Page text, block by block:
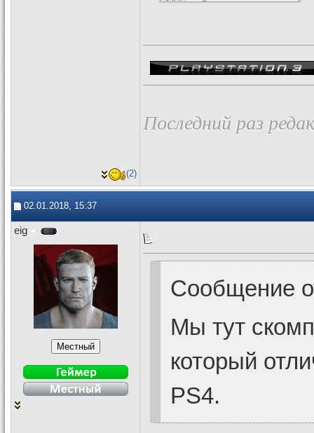
Последний раз
(2)
02.01.2018, 15:37
eig
Сообщение
Мы тут
который
PS4.